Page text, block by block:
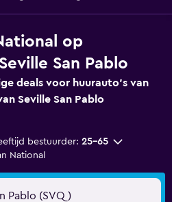
op
San Pablo
deals voor huurauto's van
Seville San Pablo
bestuurder: 25-65
National
Pablo (SVQ)